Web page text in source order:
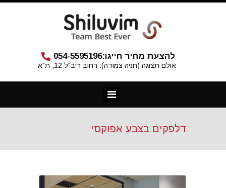
להצעת מחיר חייגו:054-5595196
אולם תצוגה (חניה צמודה): רחוב ריב"ל 12, ת"א
דלפקים בצבע אפוקסי